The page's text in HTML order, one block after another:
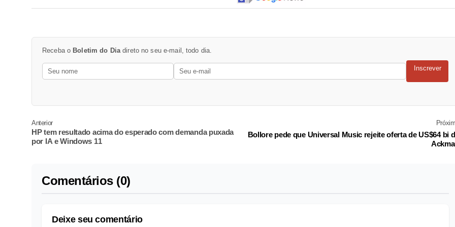
Receba o Boletim do Diadireto no seu e-mail, todo dia.
Inscrever
Anterior
HP tem resultado acima do esperado com demanda puxada
por IA e Windows 11
Bollore pede que Universal Music rejeite oferta de US$64 bi
Comentários (0)
Deixe seu comentário